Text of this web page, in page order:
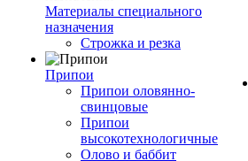
Материалы специального
назначения
Строжка и резка
Припои
Припои оловянно-
свинцовые
Припои
высокотехнологичные
Олово и баббит